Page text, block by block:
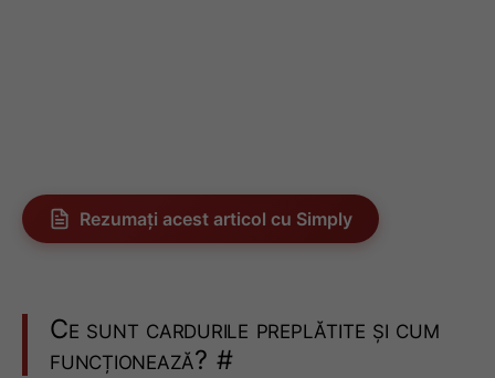
Rezumați acest articol cu Simply
Ce sunt cardurile preplătite și cum
funcționează? #